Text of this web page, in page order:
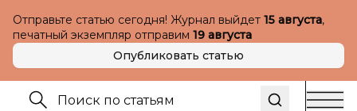
Отправьте статью сегодня! Журнал выйдет 15 августа,
печатный экземпляр отправим 19 августа
Опубликовать статью